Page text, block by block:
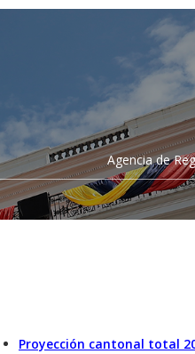
Agencia de
Proyección cantonal total